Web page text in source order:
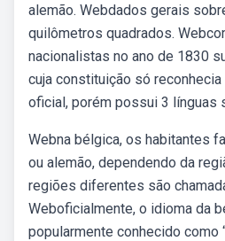
alemão. Webdados gerais
quilômetros quadrados.
nacionalistas no ano de 1830
cuja constituição só
oficial, porém possui 3 línguas
Webna bélgica, os habitantes
ou alemão, dependendo da
regiões diferentes são
Weboficialmente, o idioma da
popularmente conhecido como